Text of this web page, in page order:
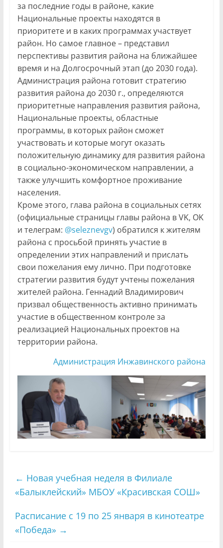
за последние годы в районе, какие
Национальные проекты находятся в
приоритете и в каких программах участвует
район. Но самое главное – представил
перспективы развития района на ближайшее
время и на Долгосрочный этап (до 2030 года).
Администрация района готовит стратегию
развития района до 2030 г., определяются
приоритетные направления развития района,
Национальные проекты, областные
программы, в которых район сможет
участвовать и которые могут оказать
положительную динамику для развития района
в социально-экономическом направлении, а
также улучшить комфортное проживание
населения.
Кроме этого, глава района в социальных сетях
(официальные страницы главы района в VK, OK
и телеграм: @seleznevgv) обратился к жителям
района с просьбой принять участие в
определении этих направлений и прислать
свои пожелания ему лично. При подготовке
стратегии развития будут учтены пожелания
жителей района. Геннадий Владимирович
призвал общественность активно принимать
участие в общественном контроле за
реализацией Национальных проектов на
территории района.
Администрация Инжавинского района
← Новая учебная неделя в Филиале
«Балыклейский» МБОУ «Красивская СОШ»
Расписание с 19 по 25 января в кинотеатре
«Победа» →